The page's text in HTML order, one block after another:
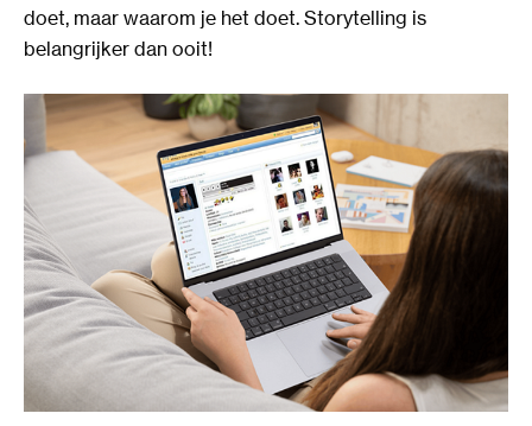
doet, maar waarom je het doet. Storytelling is
belangrijker dan ooit!